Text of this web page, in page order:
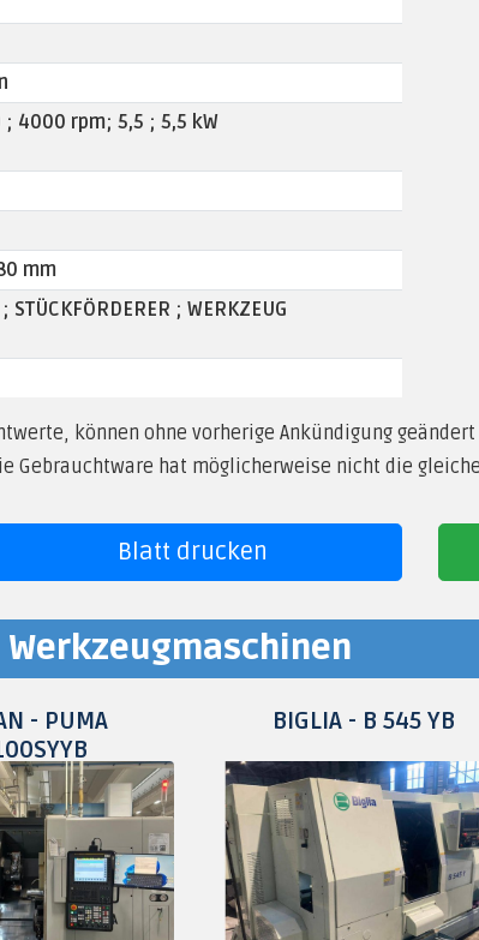
; 4000 rpm; 5,5 ; 5,5 kW
mm
STÜCKFÖRDERER ; WERKZEUG
können ohne vorherige Ankündigung
Gebrauchtware hat möglicherweise nicht die
Blatt drucken
- PUMA
BIGLIA - B 545 YB